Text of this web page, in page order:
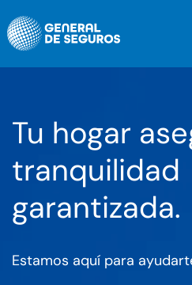
Tu hogar
tranquilidad
garantizada.
Estamos aquí para